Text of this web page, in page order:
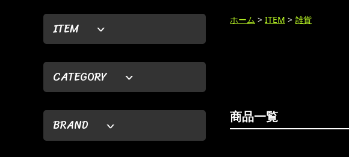
ITEM
CATEGORY
BRAND
ホーム > ITEM > 雑貨
商品一覧